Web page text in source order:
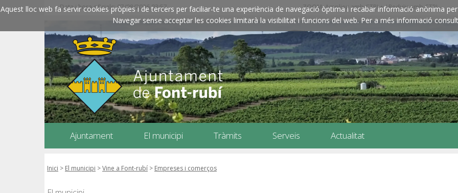
Aquest lloc web fa servir cookies pròpies i de tercers per faciliar-te una experiència de navegació òptima i recabar informació anònima
Navegar sense acceptar les cookies limitarà la visibilitat i funcions del web. Per a més informació
Data i hora oficials: 07/08/2026 03:57 ZOOM: Amplieu amb CTRL+ / Reduïu amb CTRL-
Ajuntament El municipi Tràmits Serveis Actualitat
Inici > El municipi >Vine a Font-rubí > Empreses i comerços